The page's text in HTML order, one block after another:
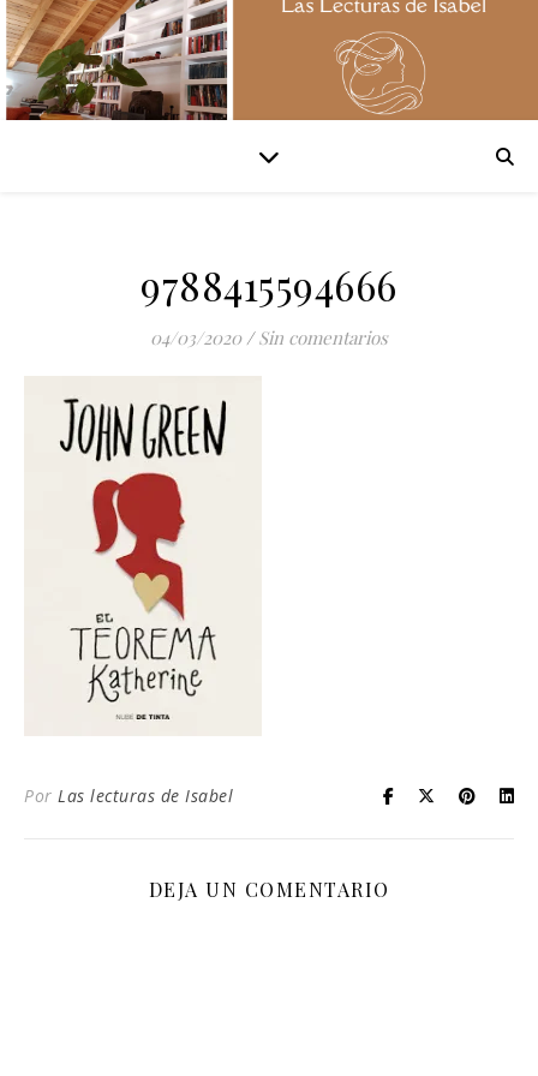
9788415594666
04/03/2020 / Sin comentarios
Por Las lecturas de Isabel
DEJA UN COMENTARIO